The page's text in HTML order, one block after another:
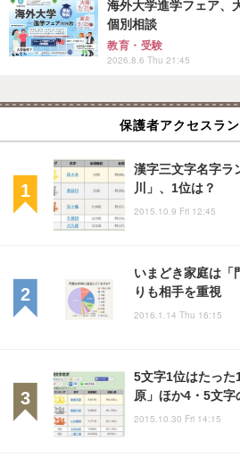
海外大学進学フェア、
個別相談
教育・受験
2026.8.6 Thu 21:45
保護者アクセスラ
漢字三文字名字
川」、1位は？
2015.10.9 Fri 12:45
いまどき家庭は「
りも相手を重視
2016.1.14 Thu 16:15
5文字1位はたった
原」ほか4・5文
2015.10.30 Fri 14:15